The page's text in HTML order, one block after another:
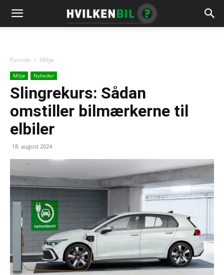
Forside Miljø
Miljø Nyheder
Slingrekurs: Sådan
omstiller bilmærkerne til
elbiler
18. august 2024